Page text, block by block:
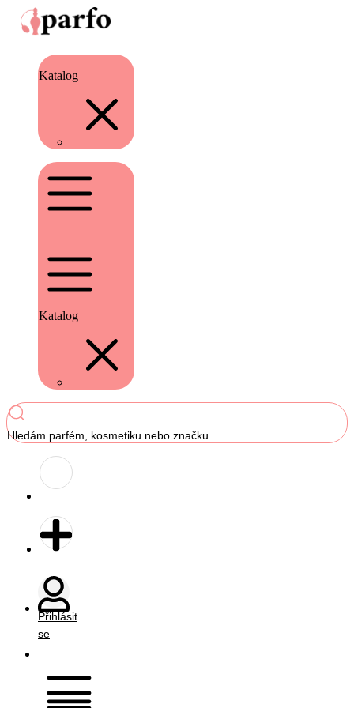
Katalog
Katalog
Hledám parfém, kosmetiku nebo značku
Přihlásit
se